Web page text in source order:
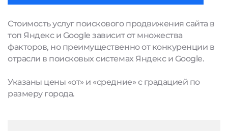
Стоимость услуг поискового продвижения сайта в
топ Яндекс и Google зависит от множества
факторов, но преимущественно от конкуренции в
отрасли в поисковых системах Яндекс и Google.
Указаны цены «от» и «средние» с градацией по
размеру города.